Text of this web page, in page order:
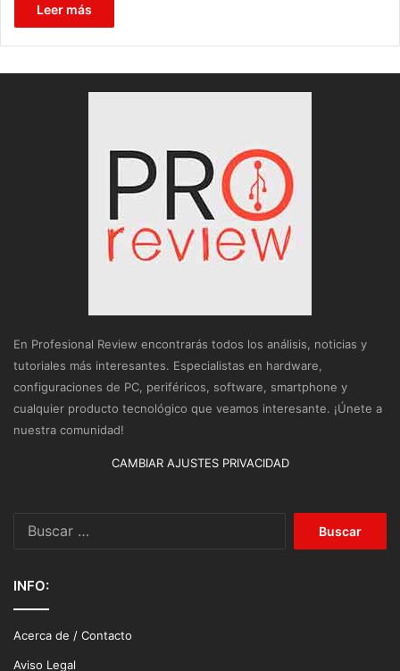
Leer más
En Profesional Review encontrarás todos los análisis, noticias y
tutoriales más interesantes. Especialistas en hardware,
configuraciones de PC, periféricos, software, smartphone y
cualquier producto tecnológico que veamos interesante. ¡Únete a
nuestra comunidad!
CAMBIAR AJUSTES PRIVACIDAD
INFO:
Acerca de / Contacto
Aviso Legal